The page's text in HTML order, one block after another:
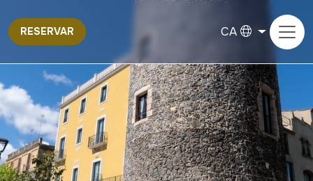
CA
RESERVAR